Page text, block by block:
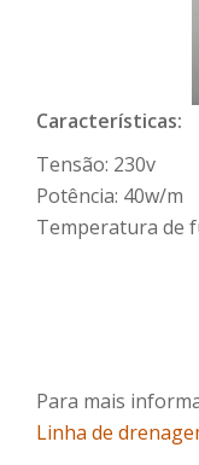
Características:
Tensão: 230v
Potência: 40w/m
Temperatura de
Para mais
Linha de